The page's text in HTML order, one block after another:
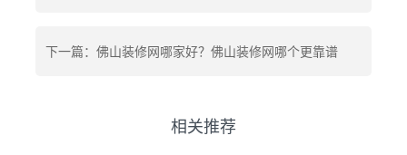
下一篇：佛山装修网哪家好？佛山装修网哪个更靠谱
相关推荐